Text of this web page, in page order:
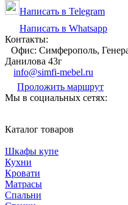
Написать в Telegram
Написать в Whatsapp
Контакты:
Офис: Симферополь,
Данилова 43г
info@simfi-mebel.ru
Проложить маршрут
Мы в социальных сетях:
Каталог товаров
Шкафы купе
Кухни
Кровати
Матрасы
Cпальни